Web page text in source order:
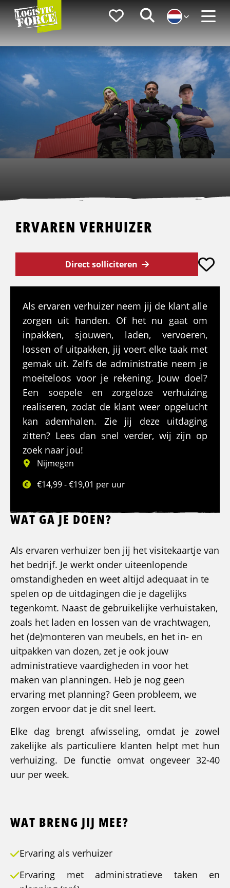
Logistic
Force
FavorietenZoeken
ERVAREN VERHUIZER
Direct solliciteren
Als ervaren verhuizer neem jij de klant alle
zorgen uit handen. Of het nu gaat om
inpakken, sjouwen, laden, vervoeren,
lossen of uitpakken, jij voert elke taak met
gemak uit. Zelfs de administratie neem je
moeiteloos voor je rekening. Jouw doel?
Een soepele en zorgeloze verhuizing
realiseren, zodat de klant weer opgelucht
kan ademhalen. Zie jij deze uitdaging
zitten? Lees dan snel verder, wij zijn op
zoek naar jou!
Nijmegen
€14,99 - €19,01 per uur
WAT GA JE DOEN?
Als ervaren verhuizer ben jij het visitekaartje van
het bedrijf. Je werkt onder uiteenlopende
omstandigheden en weet altijd adequaat in te
spelen op de uitdagingen die je dagelijks
tegenkomt. Naast de gebruikelijke verhuistaken,
zoals het laden en lossen van de vrachtwagen,
het (de)monteren van meubels, en het in- en
uitpakken van dozen, zet je ook jouw
administratieve vaardigheden in voor het
maken van planningen. Heb je nog geen
ervaring met planning? Geen probleem, we
zorgen ervoor dat je dit snel leert.
Elke dag brengt afwisseling, omdat je zowel
zakelijke als particuliere klanten helpt met hun
verhuizing. De functie omvat ongeveer 32-40
uur per week.
WAT BRENG JIJ MEE?
Ervaring als verhuizer
Ervaring met administratieve taken en